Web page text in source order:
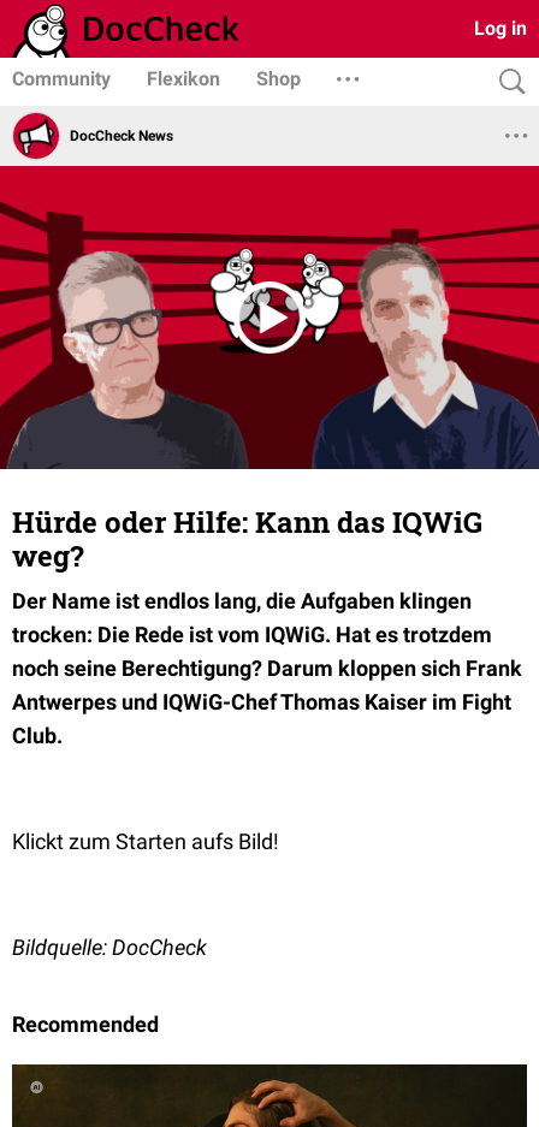
Log in
Community Flexikon Shop
DocCheck News
Hürde oder Hilfe: Kann das IQWiG
weg?
Der Name ist endlos lang, die Aufgaben klingen
trocken: Die Rede ist vom IQWiG. Hat es trotzdem
noch seine Berechtigung? Darum kloppen sich Frank
Antwerpes und IQWiG-Chef Thomas Kaiser im Fight
Club.
Klickt zum Starten aufs Bild!
Bildquelle: DocCheck
Recommended